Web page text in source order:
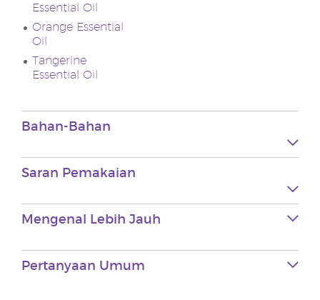
Essential Oil
Orange Essential
Oil
Tangerine
Essential Oil
Bahan-Bahan
Saran Pemakaian
Mengenal Lebih Jauh
Pertanyaan Umum